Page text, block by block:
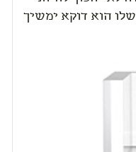
'שקוף' לסביבה. אולי בגלל מיעוט הנוכחות שלו הוא דוקא ימשיך